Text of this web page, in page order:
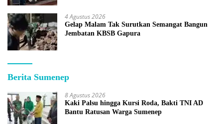
4 Agustus 2026
Gelap Malam Tak Surutkan Semangat Bangun
Jembatan KBSB Gapura
Berita Sumenep
8 Agustus 2026
Kaki Palsu hingga Kursi Roda, Bakti TNI AD
Bantu Ratusan Warga Sumenep